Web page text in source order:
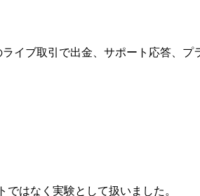
イブ取引で出金、サポート応答、
はなく実験として扱いました。